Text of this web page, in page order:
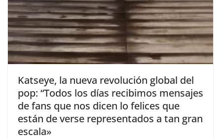
​Katseye, la nueva revolución global del
pop: “Todos los días recibimos mensajes
de fans que nos dicen lo felices que
están de verse representados a tan gran
escala»